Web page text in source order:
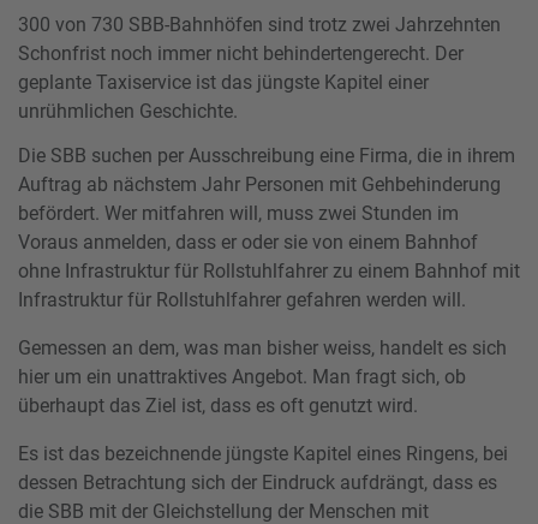
300 von 730 SBB-Bahnhöfen sind trotz zwei Jahrzehnten
Schonfrist noch immer nicht behindertengerecht. Der
geplante Taxiservice ist das jüngste Kapitel einer
unrühmlichen Geschichte.
Die SBB suchen per Ausschreibung eine Firma, die in ihrem
Auftrag ab nächstem Jahr Personen mit Gehbehinderung
befördert. Wer mitfahren will, muss zwei Stunden im
Voraus anmelden, dass er oder sie von einem Bahnhof
ohne Infrastruktur für Rollstuhlfahrer zu einem Bahnhof mit
Infrastruktur für Rollstuhlfahrer gefahren werden will.
Gemessen an dem, was man bisher weiss, handelt es sich
hier um ein unattraktives Angebot. Man fragt sich, ob
überhaupt das Ziel ist, dass es oft genutzt wird.
Es ist das bezeichnende jüngste Kapitel eines Ringens, bei
dessen Betrachtung sich der Eindruck aufdrängt, dass es
die SBB mit der Gleichstellung der Menschen mit